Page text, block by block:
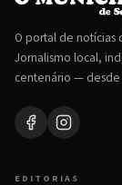
O portal de notícias
Jornalismo local,
centenário — desde
EDITORIAS